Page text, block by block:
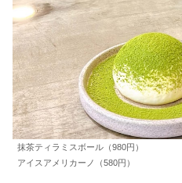
抹茶ティラミスボール（980円）
アイスアメリカーノ（580円）